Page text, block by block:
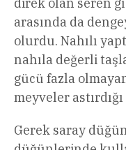
arasında da
olurdu. Nahılı
nahıla değerli
gücü fazla
meyveler
Gerek saray